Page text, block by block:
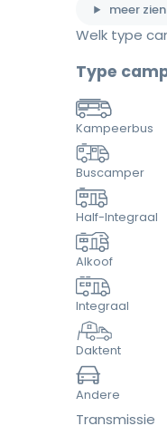
meer zien
Welk type
Type
Kampeerbus
Buscamper
Half-Integraal
Alkoof
Integraal
Daktent
Andere
Transmissie